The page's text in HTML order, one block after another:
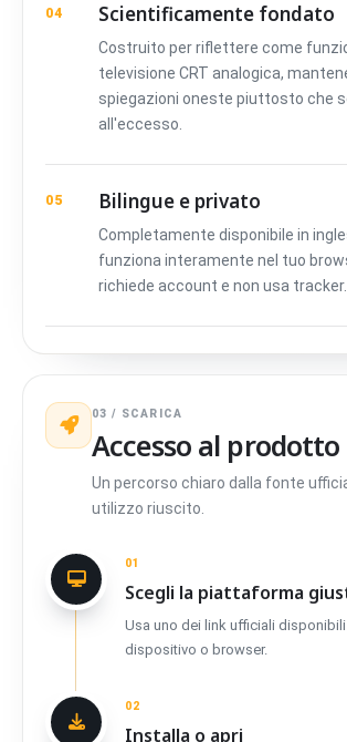
04 Scientificamente fondato
Costruito per riflettere come
televisione CRT analogica,
spiegazioni oneste piuttosto che
all'eccesso.
05 Bilingue e privato
Completamente disponibile in
funziona interamente nel tuo
richiede account e non usa tracker.
03 / SCARICA
Accesso al prodotto
Un percorso chiaro dalla fonte
utilizzo riuscito.
01
Scegli la piattaforma
Usa uno dei link ufficiali
dispositivo o browser.
02
Installa o apri